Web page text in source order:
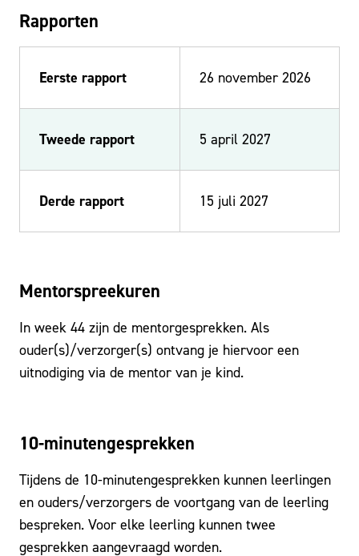
Rapporten
Eerste rapport 26 november 2026
Tweede rapport 5 april 2027
Derde rapport 15 juli 2027
Mentorspreekuren
In week 44 zijn de mentorgesprekken. Als
ouder(s)/verzorger(s) ontvang je hiervoor een
uitnodiging via de mentor van je kind.
10-minutengesprekken
Tijdens de 10-minutengesprekken kunnen leerlingen
en ouders/verzorgers de voortgang van de leerling
bespreken. Voor elke leerling kunnen twee
gesprekken aangevraagd worden.